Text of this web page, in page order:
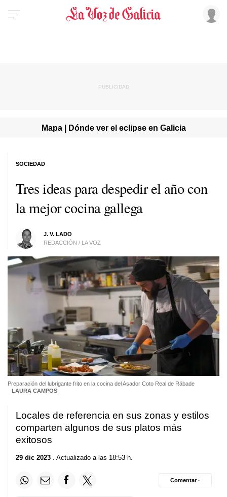
Mapa | Dónde ver el eclipse en Galicia
Tres ideas para despedir el año con
la mejor cocina gallega
J. V. LADO
REDACCIÓN / LA VOZ
SOCIEDAD
Preparación del lubrigante frito en la cocina del Asador Coto Real de Rábade
LAURA CAMPOS
Locales de referencia en sus zonas y estilos
comparten algunos de sus platos más
exitosos
29 dic 2023 . Actualizado a las 18:53 h.
Comentar ·